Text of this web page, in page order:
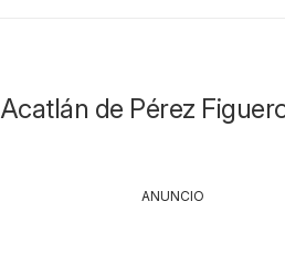
de Pérez
ANUNCIO